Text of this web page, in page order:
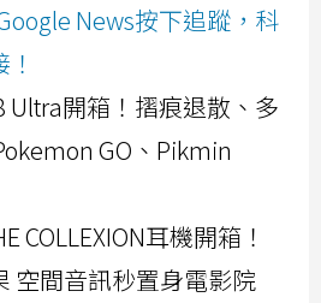
News按下追蹤，科
Ultra開箱！摺痕退散、多
GO、Pikmin
COLLEXION耳機開箱！
空間音訊秒置身電影院